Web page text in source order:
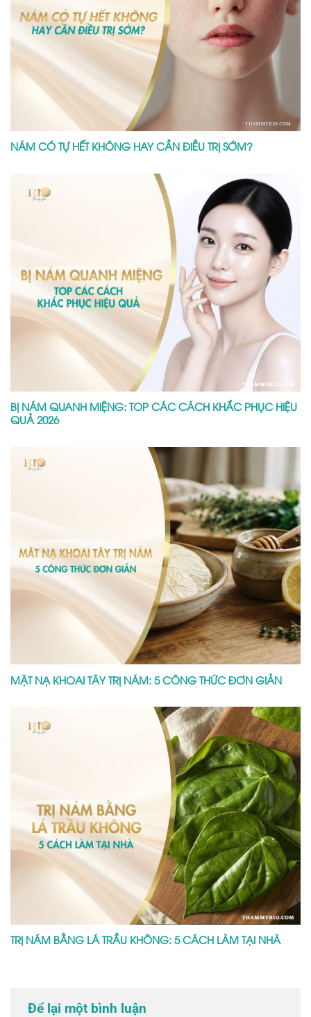
NÁM CÓ TỰ HẾT KHÔNG HAY CẦN ĐIỀU TRỊ SỚM?
BỊ NÁM QUANH MIỆNG: TOP CÁC CÁCH KHẮC PHỤC HIỆU
QUẢ 2026
MẶT NẠ KHOAI TÂY TRỊ NÁM: 5 CÔNG THỨC ĐƠN GIẢN
TRỊ NÁM BẰNG LÁ TRẦU KHÔNG: 5 CÁCH LÀM TẠI NHÀ
Để lại một bình luận